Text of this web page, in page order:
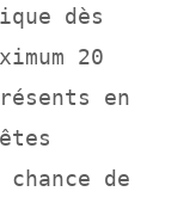
dès
20
en
de